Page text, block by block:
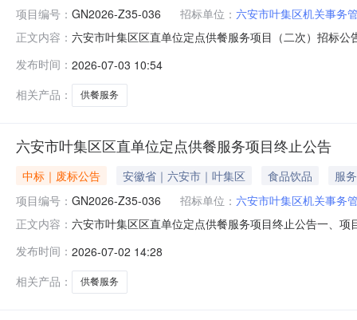
项目编号： GN2026-Z35-036 招标单位： 六安市叶集区机关事务
正文内容： 六安市叶集区区直单位定点供餐服务项目（二次）招标
Z35-0362.2标段划分：一个标段2.3招标范围：本项目主
发布时间： 2026-07-03 10:54
相关产品：
供餐服务
六安市叶集区区直单位定点供餐服务项目终止公告
中标｜废标公告 安徽省｜六安市｜叶集区 食品饮品
服务
项目编号： GN2026-Z35-036 招标单位： 六安市叶集区机关事务
正文内容： 六安市叶集区区直单位定点供餐服务项目终止公告一、
系人：许主任电话：0564-2770032招标代理机构：六安
电话：0564-64
发布时间： 2026-07-02 14:28
相关产品：
供餐服务